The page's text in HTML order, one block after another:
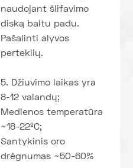
naudojant šlifavimo
diską baltu padu.
Pašalinti alyvos
perteklių.
5. Džiuvimo laikas yra
8-12 valandų;
Medienos temperatūra
~18-22ºC;
Santykinis oro
drėgnumas ~50-60%